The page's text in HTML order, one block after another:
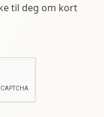
til deg om kort